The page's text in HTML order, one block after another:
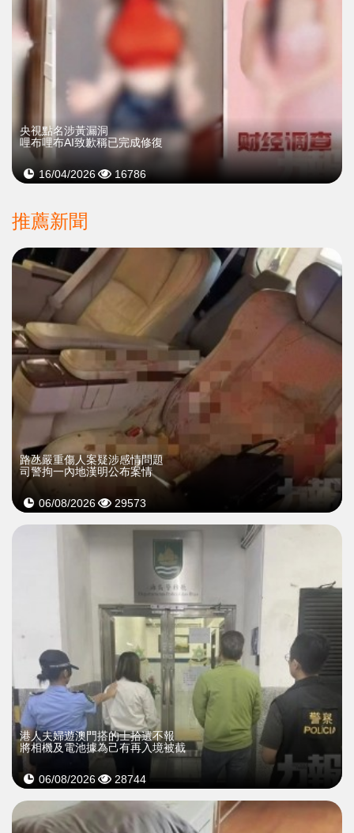
央視點名涉黃漏洞
哩布哩布AI致歉稱已完成修復
16/04/2026 16786
推薦新聞
​路氹嚴重傷人案疑涉感情問題
司警拘一內地漢明公布案情
06/08/2026 29573
​港人夫婦遊澳門搭的士拾遺不報
將相機及電池據為己有再入境被截
06/08/2026 28744